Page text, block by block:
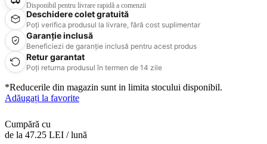
Disponibil pentru livrare rapidă a comenzii
Deschidere colet gratuită
Poți verifica produsul la livrare, fără cost suplimentar
Garanție inclusă
Beneficiezi de garanție inclusă pentru acest produs
Retur garantat
Poți returna produsul în termen de 14 zile
*Reducerile din magazin sunt in limita stocului disponibil.
Adăugați la favorite
Cumpără cu
de la 47.25 LEI / lună